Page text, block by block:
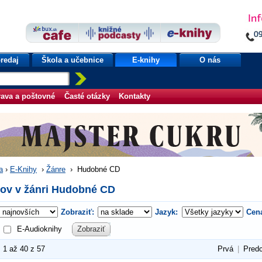
Škola a učebnice E-knihy O nás
a poštovné Časté otázky Kontakty
› E-Knihy › Žánre › Hudobné CD
v žánri Hudobné CD
Zobraziť: Jazyk:
E-Audioknihy
Zobraziť
1 až 40 z 57 Prvá